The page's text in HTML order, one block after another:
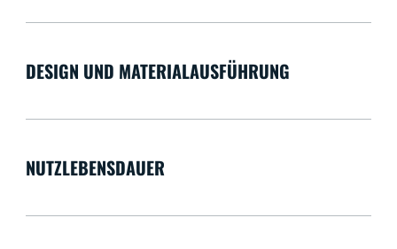
DESIGN UND MATERIALAUSFÜHRUNG
NUTZLEBENSDAUER